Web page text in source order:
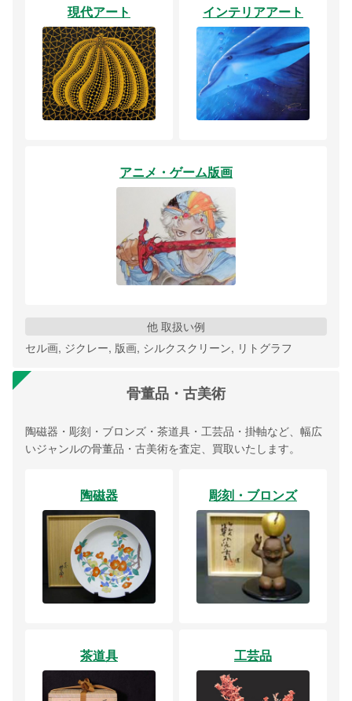
現代アート インテリアアート
アニメ・ゲーム版画
他 取扱い例
セル画, ジクレー, 版画, シルクスクリーン, リトグラフ
骨董品・古美術
陶磁器・彫刻・ブロンズ・茶道具・工芸品・掛軸など、幅広
いジャンルの骨董品・古美術を査定、買取いたします。
陶磁器 彫刻・ブロンズ
茶道具 工芸品